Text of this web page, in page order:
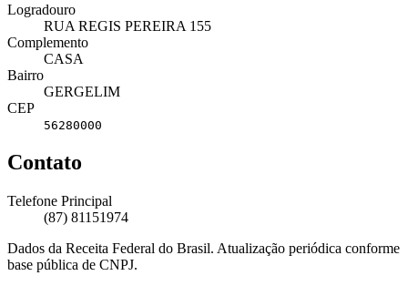
Logradouro
RUA REGIS PEREIRA 155
Complemento
CASA
Bairro
GERGELIM
CEP
56280000
Contato
Telefone Principal
(87) 81151974
Dados da Receita Federal do Brasil. Atualização periódica conforme
base pública de CNPJ.